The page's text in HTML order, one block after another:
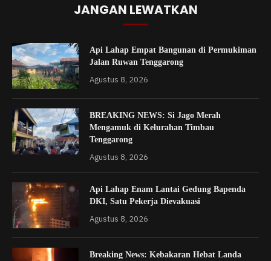
JANGAN LEWATKAN
Api Lahap Empat Bangunan di Permukiman
Jalan Ruwan Tenggarong
Agustus 8, 2026
BREAKING NEWS: Si Jago Merah
Mengamuk di Kelurahan Timbau
Tenggarong
Agustus 8, 2026
Api Lahap Enam Lantai Gedung Bapenda
DKI, Satu Pekerja Dievakuasi
Agustus 8, 2026
Breaking News: Kebakaran Hebat Landa